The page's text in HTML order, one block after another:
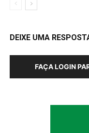
DEIXE UMA
FAÇA LOGIN